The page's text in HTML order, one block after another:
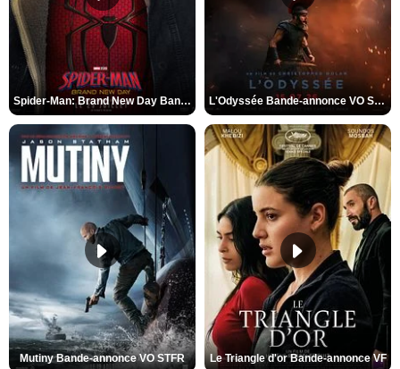
Spider-Man: Brand New Day Bande-annonce VO STFR L'Odyssée Bande-annonce VO STFR
Mutiny Bande-annonce VO STFR Le Triangle d'or Bande-annonce VF